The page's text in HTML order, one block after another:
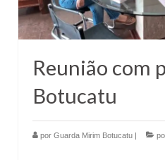
Reunião com
Botucatu
por Guarda Mirim Botucatu |